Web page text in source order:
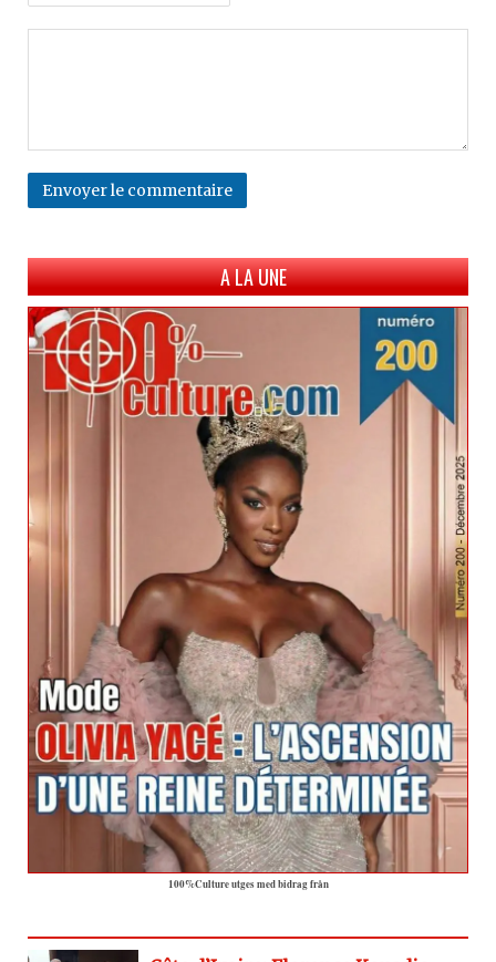
Envoyer le commentaire
A LA UNE
100%Culture utges med bidrag från